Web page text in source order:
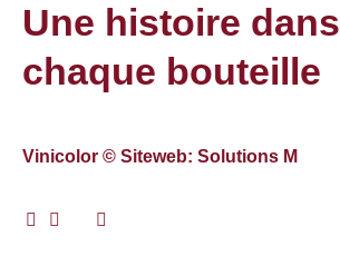
Une histoire dans
chaque bouteille
Vinicolor © Siteweb: Solutions M